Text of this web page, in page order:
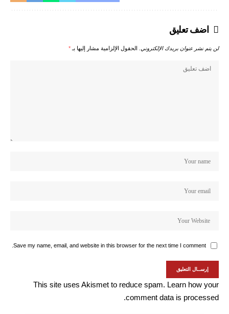
اضف تعليق
لن يتم نشر عنوان بريدك الإلكتروني. الحقول الإلزامية مشار إليها بـ *
Save my name, email, and website in this browser for the next time I comment.
This site uses Akismet to reduce spam. Learn how your
comment data is processed.